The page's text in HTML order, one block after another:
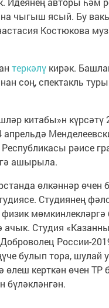
чыгыш ясый. Бу
Костюкова
теркәлү кирәк.
соң, спектакль
китабы»н күрсәтү
рәисе
ашырыла.
өлкәннәр өчен
Студиянең
мөмкинлекләргә
ачык. Студия
России-
булып тора, шулай
өлеш керткән өчен
бүләкләнгән.